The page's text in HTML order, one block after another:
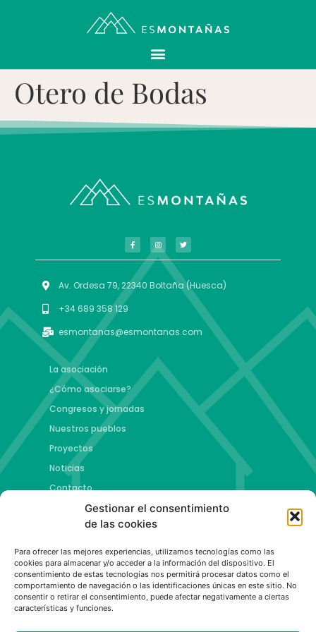
Gestionar el consentimiento
de las cookies
Para ofrecer las mejores experiencias, utilizamos tecnologías como las
cookies para almacenar y/o acceder a la información del dispositivo. El
consentimiento de estas tecnologías nos permitirá procesar datos como el
comportamiento de navegación o las identificaciones únicas en este sitio. No
consentir o retirar el consentimiento, puede afectar negativamente a ciertas
características y funciones.
Otero de Bodas
Av. Ordesa 79, 22340 Boltaña (Huesca)
+34 689 358 129
esmontanas@esmontanas.com
La asociación
¿Cómo asociarse?
Congresos y jornadas
Nuestros pueblos
Proyectos
Noticias
Contacto
Proyectos
Copa esMontañas
Red de emprendimiento de base tecnológica
Capital Española de las Montañas